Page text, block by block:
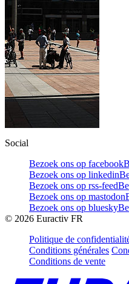
Social
Bezoek ons op facebook
Bezoek ons op linkedin
Bezoek ons op rss-feed
Bezoek ons op mastodon
Bezoek ons op bluesky
© 2026 Euractiv FR
Politique de
Conditions générales
Conditions de vente